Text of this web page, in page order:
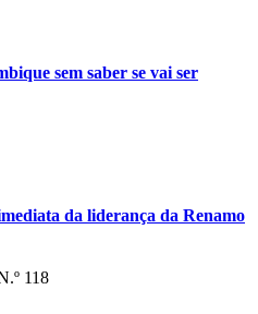
sem saber se vai ser
da liderança da Renamo
118